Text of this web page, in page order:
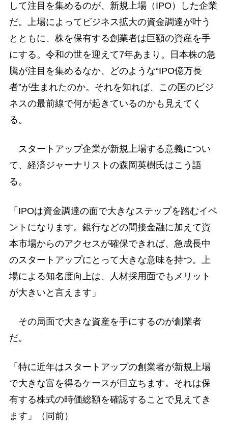
して注目を集めるのが、新規上場（IPO）した企業
だ。上場によってビジネス拡大の資金調達が叶う
とともに、株を保有する創業者は巨額の資産を手
にする。令和の世を迎えて7年あまり。日本株の急
騰が注目を集めるなか、どのような“IPO億万長
者”が生まれたのか。それを知れば、この国のビジ
ネスの最前線で何が起きているのかも見えてく
る。
スタートアップ企業が新規上場する意義につい
て、経済ジャーナリストの森岡英樹氏はこう語
る。
「IPOは資金調達の面で大きなステップを踏むイベ
ントになります。銀行などの間接金融に加えて資
本市場からのアクセスが確保できれば、急成長中
のスタートアップにとって大きな意味を持つ。上
場による知名度向上は、人材採用面でもメリット
が大きいと言えます」
その局面で大きな資産を手にするのが創業者
だ。
「特に近年はスタートアップの創業者が新規上場
で大きな富を得るケースが目立ちます。それは保
有する株式の時価総額を確認することで見えてき
ます」（同前）